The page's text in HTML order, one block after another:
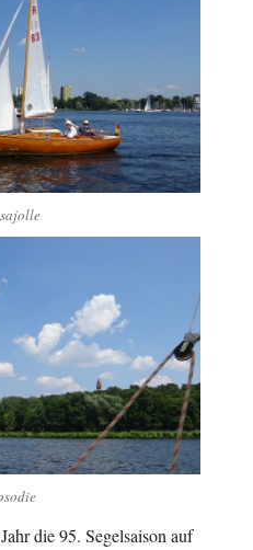
die 95. Segelsaison auf